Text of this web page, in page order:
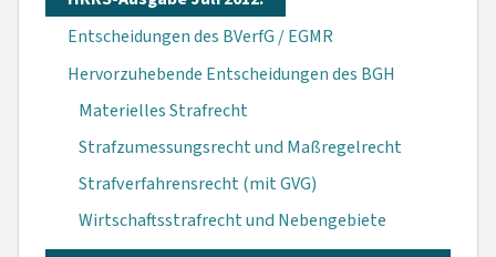
Entscheidungen des BVerfG / EGMR
Hervorzuhebende Entscheidungen des BGH
Materielles Strafrecht
Strafzumessungsrecht und Maßregelrecht
Strafverfahrensrecht (mit GVG)
Wirtschaftsstrafrecht und Nebengebiete